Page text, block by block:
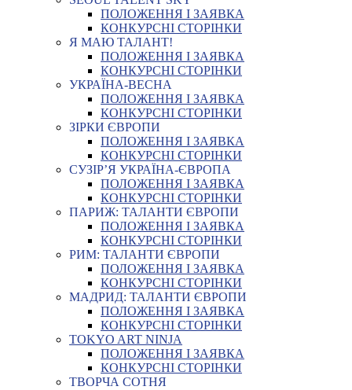
ПОЛОЖЕННЯ І ЗАЯВКА
КОНКУРСНІ СТОРІНКИ
Я МАЮ ТАЛАНТ!
ПОЛОЖЕННЯ І ЗАЯВКА
КОНКУРСНІ СТОРІНКИ
УКРАЇНА-ВЕСНА
ПОЛОЖЕННЯ І ЗАЯВКА
КОНКУРСНІ СТОРІНКИ
ЗІРКИ ЄВРОПИ
ПОЛОЖЕННЯ І ЗАЯВКА
КОНКУРСНІ СТОРІНКИ
СУЗІР’Я УКРАЇНА-ЄВРОПА
ПОЛОЖЕННЯ І ЗАЯВКА
КОНКУРСНІ СТОРІНКИ
ПАРИЖ: ТАЛАНТИ ЄВРОПИ
ПОЛОЖЕННЯ І ЗАЯВКА
КОНКУРСНІ СТОРІНКИ
РИМ: ТАЛАНТИ ЄВРОПИ
ПОЛОЖЕННЯ І ЗАЯВКА
КОНКУРСНІ СТОРІНКИ
МАДРИД: ТАЛАНТИ ЄВРОПИ
ПОЛОЖЕННЯ І ЗАЯВКА
КОНКУРСНІ СТОРІНКИ
TOKYO ART NINJA
ПОЛОЖЕННЯ І ЗАЯВКА
КОНКУРСНІ СТОРІНКИ
ТВОРЧА СОТНЯ